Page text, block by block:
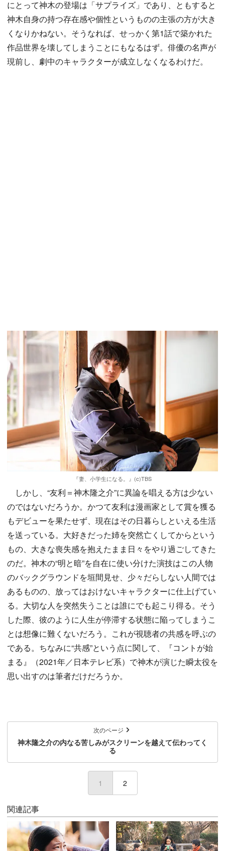
にとって神木の登場は「サプライズ」であり、ともすると
神木自身の持つ存在感や個性というものの主張の方が大き
くなりかねない。そうなれば、せっかく第1話で築かれた
作品世界を壊してしまうことにもなるはず。俳優の名声が
現前し、劇中のキャラクターが成立しなくなるわけだ。
『妻、小学生になる。』(c)TBS
しかし、“友利＝神木隆之介”に異論を唱える方は少ない
のではないだろうか。かつて友利は漫画家として賞を獲る
もデビューを果たせず、現在はその日暮らしといえる生活
を送っている。大好きだった姉を突然亡くしてからという
もの、大きな喪失感を抱えたまま日々をやり過ごしてきた
のだ。神木の“明と暗”を自在に使い分けた演技はこの人物
のバックグラウンドを垣間見せ、少々だらしない人間では
あるものの、放ってはおけないキャラクターに仕上げてい
る。大切な人を突然失うことは誰にでも起こり得る。そう
した際、彼のように人生が停滞する状態に陥ってしまうこ
とは想像に難くないだろう。これが視聴者の共感を呼ぶの
である。ちなみに“共感”という点に関して、『コントが始
まる』（2021年／日本テレビ系）で神木が演じた瞬太役を
思い出すのは筆者だけだろうか。
次のページ
神木隆之介の内なる苦しみがスクリーンを越えて伝わってく
る
1 (current)
2
関連記事